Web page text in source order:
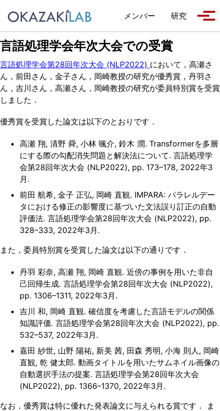
メンバー
研究
言語処理学会年次大会での受賞
言語処理学会第28回年次大会 (NLP2022) において，高瀬さ
ん，前田さん，金子さん，岡崎教授の研究が優秀賞，丹羽さ
ん，吉川さん，高瀬さん，岡崎教授の研究が委員特別賞を受賞
しました．
優秀賞を受賞した論文は以下のとおりです．
高瀬 翔, 清野 舜, 小林 颯介, 鈴木 潤. Transformerを多層
にする際の勾配消失問題と解決法について. 言語処理学
会第28回年次大会 (NLP2022), pp. 173–178, 2022年3
月.
前田 航希, 金子 正弘, 岡崎 直観. IMPARA: パラレルデー
タにおける修正の影響度に基づいた文法誤り訂正の自動
評価法. 言語処理学会第28回年次大会 (NLP2022), pp.
328–333, 2022年3月.
また，委員特別賞を受賞した論文は以下の通りです．
丹羽 彩奈, 高瀬 翔, 岡崎 直観. 近傍の事例を用いた非自
己回帰生成. 言語処理学会第28回年次大会 (NLP2022),
pp. 1306–1311, 2022年3月.
吉川 和, 岡崎 直観. 確信度を考慮した言語モデルの関係
知識評価. 言語処理学会第28回年次大会 (NLP2022), pp.
532–537, 2022年3月.
嘉田 紗世, 山野 陽祐, 新美 茜, 田森 秀明, 小海 則人, 岡崎
直観, 乾 健太郎. 動画タイトルを用いたサムネイル画像の
自動選択手法の提案. 言語処理学会第28回年次大会
(NLP2022), pp. 1366–1370, 2022年3月.
なお，優秀賞は特に優れた発表論文に与えられる賞です． ま